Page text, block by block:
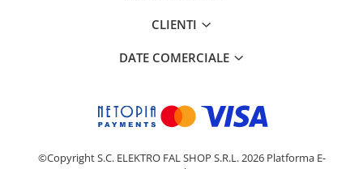
CLIENTI
DATE COMERCIALE
©Copyright S.C. ELEKTRO FAL SHOP S.R.L. 2026 Platforma E-